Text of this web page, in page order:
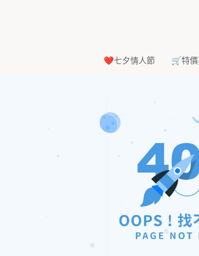
❤️七夕情人節 🛒特